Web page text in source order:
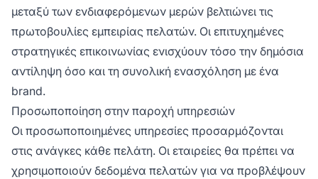
μεταξύ των ενδιαφερόμενων μερών βελτιώνει τις
πρωτοβουλίες εμπειρίας πελατών. Οι επιτυχημένες
στρατηγικές επικοινωνίας ενισχύουν τόσο την δημόσια
αντίληψη όσο και τη συνολική ενασχόληση με ένα
brand.
Προσωποποίηση στην παροχή υπηρεσιών
Οι προσωποποιημένες υπηρεσίες προσαρμόζονται
στις ανάγκες κάθε πελάτη. Οι εταιρείες θα πρέπει να
χρησιμοποιούν δεδομένα πελατών για να προβλέψουν